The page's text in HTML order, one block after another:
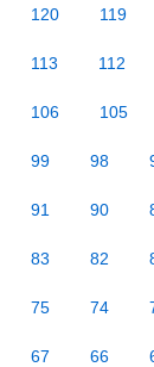
120 119
113 112
106 105
99 98
91 90
83 82
75 74
67 66